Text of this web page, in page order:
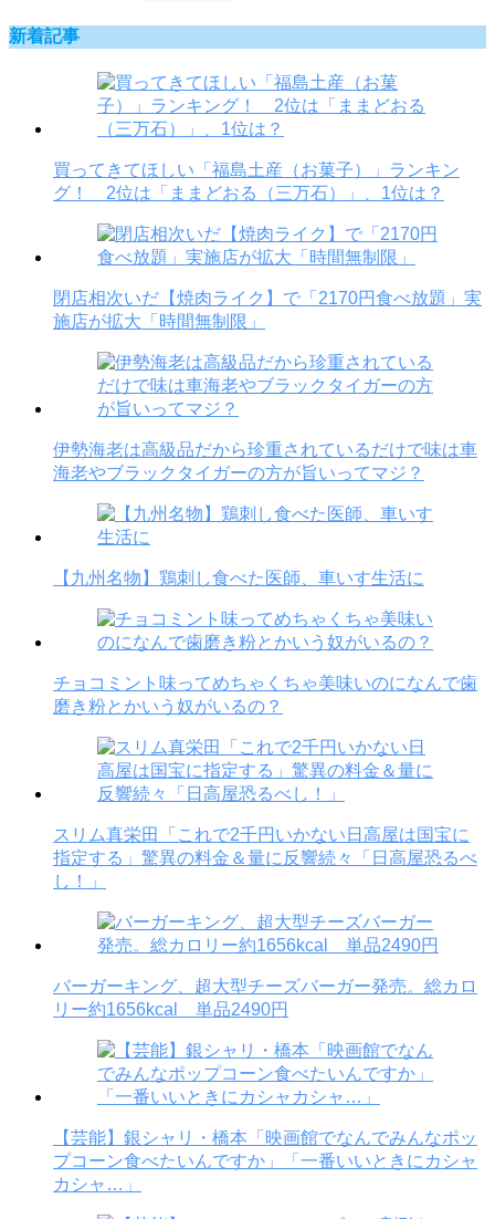
新着記事
買ってきてほしい「福島土産（お菓子）」ランキン
グ！ 2位は「ままどおる（三万石）」、1位は？
閉店相次いだ【焼肉ライク】で「2170円食べ放題」実
施店が拡大「時間無制限」
伊勢海老は高級品だから珍重されているだけで味は車
海老やブラックタイガーの方が旨いってマジ？
【九州名物】鶏刺し食べた医師、車いす生活に
チョコミント味ってめちゃくちゃ美味いのになんで歯
磨き粉とかいう奴がいるの？
スリム真栄田「これで2千円いかない日高屋は国宝に
指定する」驚異の料金＆量に反響続々「日高屋恐るべ
し！」
バーガーキング、超大型チーズバーガー発売。総カロ
リー約1656kcal 単品2490円
【芸能】銀シャリ・橋本「映画館でなんでみんなポッ
プコーン食べたいんですか」「一番いいときにカシャ
カシャ…」